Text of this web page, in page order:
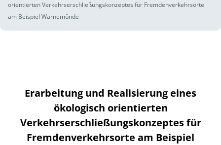
orientierten Verkehrserschließungskonzeptes für Fremdenverkehrsorte
am Beispiel Warnemünde
Erarbeitung und Realisierung eines
ökologisch orientierten
Verkehrserschließungskonzeptes für
Fremdenverkehrsorte am Beispiel